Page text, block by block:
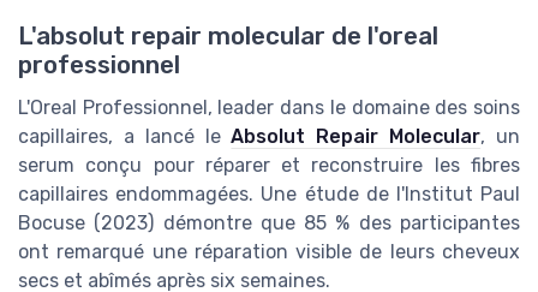
L'absolut repair molecular de l'oreal
professionnel
L'Oreal Professionnel, leader dans le domaine des soins
capillaires, a lancé leAbsolut Repair Molecular, un
serum conçu pour réparer et reconstruire les fibres
capillaires endommagées. Une étude de l'Institut Paul
Bocuse (2023) démontre que 85 % des participantes
ont remarqué une réparation visible de leurs cheveux
secs et abîmés après six semaines.